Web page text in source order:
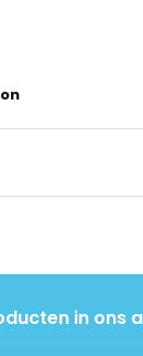
in ons